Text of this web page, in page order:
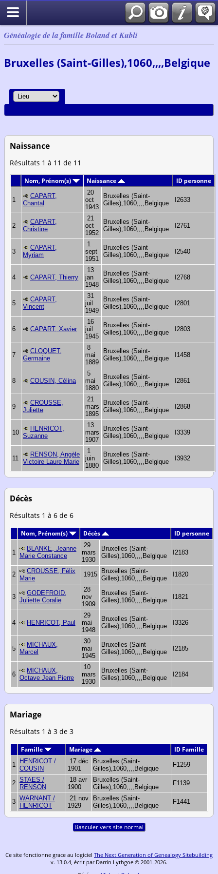
Généalogie de la famille Boland et Kubli
Bruxelles (Saint-Gilles),1060,,,,Belgique
Naissance
Résultats 1 à 11 de 11
Nom, Prénom(s) Naissance ID personne
1
CAPART,
Chantal
20
oct
1943
Bruxelles (Saint-
Gilles),1060,,,,Belgique
I2633
2
CAPART,
Christine
21
oct
1952
Bruxelles (Saint-
Gilles),1060,,,,Belgique
I2761
3
CAPART,
Myriam
1
sept
1951
Bruxelles (Saint-
Gilles),1060,,,,Belgique
I2540
4 CAPART, Thierry
13
jan
1948
Bruxelles (Saint-
Gilles),1060,,,,Belgique
I2768
5
CAPART,
Vincent
31
juil
1949
Bruxelles (Saint-
Gilles),1060,,,,Belgique
I2801
6 CAPART, Xavier
16
juil
1945
Bruxelles (Saint-
Gilles),1060,,,,Belgique
I2803
7
CLOQUET,
Germaine
8
mai
1889
Bruxelles (Saint-
Gilles),1060,,,,Belgique
I1458
8 COUSIN, Célina
5
mai
1880
Bruxelles (Saint-
Gilles),1060,,,,Belgique
I2861
9
CROUSSE,
Juliette
21
mars
1895
Bruxelles (Saint-
Gilles),1060,,,,Belgique
I2868
10
HENRICOT,
Suzanne
13
mars
1907
Bruxelles (Saint-
Gilles),1060,,,,Belgique
I3339
11
RENSON, Angèle
Victoire Laure Marie
1
juin
1880
Bruxelles (Saint-
Gilles),1060,,,,Belgique
I3932
Décès
Résultats 1 à 6 de 6
Nom, Prénom(s) Décès ID personne
1
BLANKE, Jeanne
Marie Constance
29
mars
1930
Bruxelles (Saint-
Gilles),1060,,,,Belgique
I2183
2
CROUSSE, Félix
Marie
1915
Bruxelles (Saint-
Gilles),1060,,,,Belgique
I1820
3
GODEFROID,
Juliette Coralie
28
nov
1909
Bruxelles (Saint-
Gilles),1060,,,,Belgique
I1821
4 HENRICOT, Paul
29
mai
1948
Bruxelles (Saint-
Gilles),1060,,,,Belgique
I3326
5
MICHAUX,
Marcel
30
mai
1945
Bruxelles (Saint-
Gilles),1060,,,,Belgique
I2185
6
MICHAUX,
Octave Jean Pierre
10
mars
1930
Bruxelles (Saint-
Gilles),1060,,,,Belgique
I2184
Mariage
Résultats 1 à 3 de 3
Famille Mariage ID Famille
1
HENRICOT /
COUSIN
17 déc
1901
Bruxelles (Saint-
Gilles),1060,,,,Belgique
F1259
2 STAES /
RENSON
18 avr
1900
Bruxelles (Saint-
Gilles),1060,,,,Belgique
F1139
3 WARNANT /
HENRICOT
21 nov
1929
Bruxelles (Saint-
Gilles),1060,,,,Belgique
F1441
Basculer vers site normal
Ce site fonctionne grace au logiciel The Next Generation of Genealogy Sitebuilding
v. 13.0.4, écrit par Darrin Lythgoe © 2001-2026.